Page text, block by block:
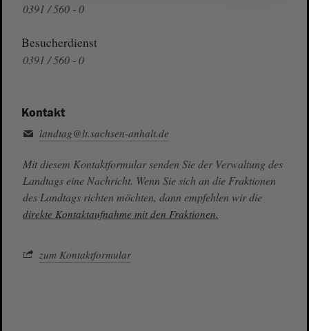
0391 / 560 - 0
Besucherdienst
0391 / 560 - 0
Kontakt
landtag@lt.sachsen-anhalt.de
Mit diesem Kontaktformular senden Sie der Verwaltung des
Landtags eine Nachricht. Wenn Sie sich an die Fraktionen
des Landtags richten möchten, dann empfehlen wir die
direkte Kontaktaufnahme mit den Fraktionen.
zum Kontaktformular